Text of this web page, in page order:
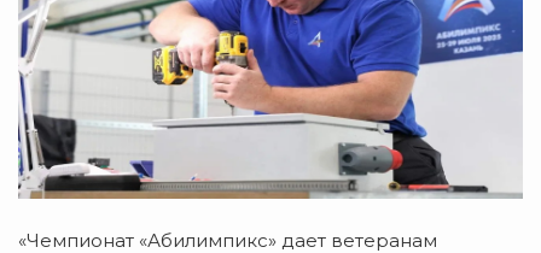
«Чемпионат «Абилимпикс» дает ветеранам